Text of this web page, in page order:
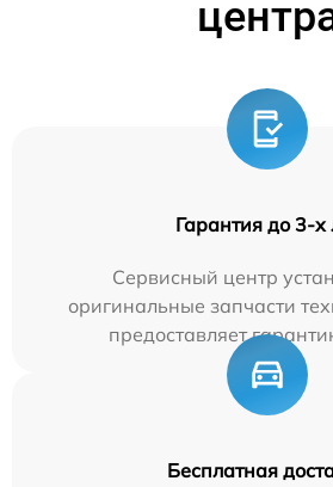
Гарантия до 3-х
Сервисный центр
оригинальные запчасти
предоставляет
Бесплатная